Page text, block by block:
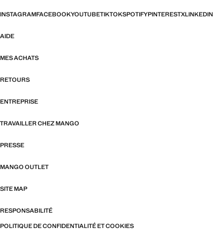
INSTAGRAMFACEBOOKYOUTUBETIKTOKSPOTIFYPINTERESTXLINKEDIN
AIDE
MES ACHATS
RETOURS
ENTREPRISE
TRAVAILLER CHEZ MANGO
PRESSE
MANGO OUTLET
SITE MAP
RESPONSABILITÉ
POLITIQUE DE CONFIDENTIALITÉ ET COOKIES